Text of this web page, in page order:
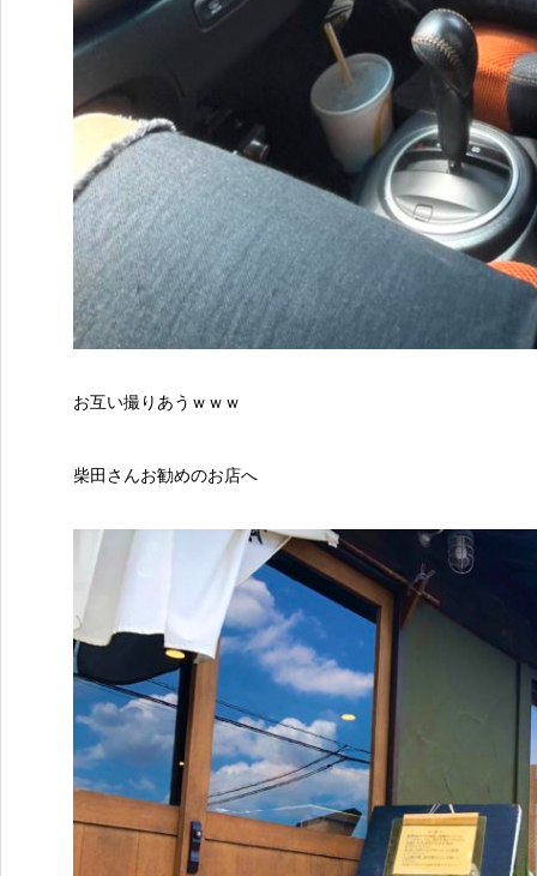
お互い撮りあうｗｗｗ
柴田さんお勧めのお店へ